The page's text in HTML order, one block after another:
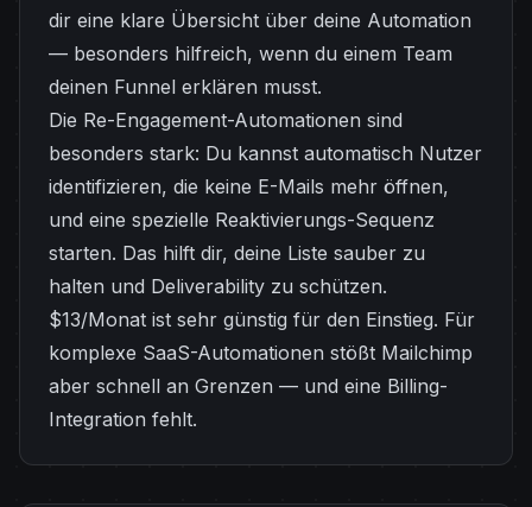
dir eine klare Übersicht über deine Automation
— besonders hilfreich, wenn du einem Team
deinen Funnel erklären musst.
Die Re-Engagement-Automationen sind
besonders stark: Du kannst automatisch Nutzer
identifizieren, die keine E-Mails mehr öffnen,
und eine spezielle Reaktivierungs-Sequenz
starten. Das hilft dir, deine Liste sauber zu
halten und Deliverability zu schützen.
$13/Monat ist sehr günstig für den Einstieg. Für
komplexe SaaS-Automationen stößt Mailchimp
aber schnell an Grenzen — und eine Billing-
Integration fehlt.